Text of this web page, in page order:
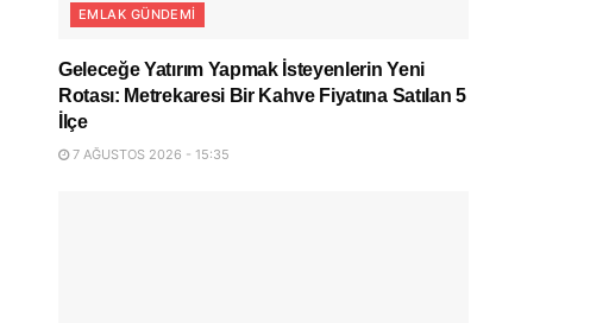
EMLAK GÜNDEMI
Geleceğe Yatırım Yapmak İsteyenlerin Yeni
Rotası: Metrekaresi Bir Kahve Fiyatına Satılan 5
İlçe
7 AĞUSTOS 2026 - 15:35